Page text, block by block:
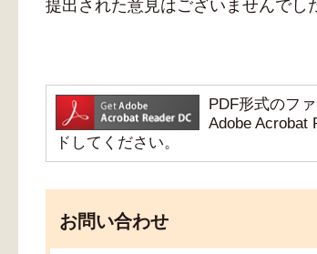
提出された意見はございませんでし
PDF形式のフ
Adobe Acrobat
ドしてください。
お問い合わせ